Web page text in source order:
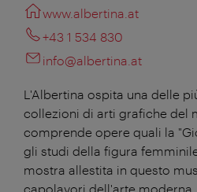
www.albertina.at
+43 1 534 830
info@albertina.at
L'Albertina ospita una delle
collezioni di arti grafiche del
comprende opere quali la
gli studi della figura
mostra allestita in questo
capolavori dell'arte